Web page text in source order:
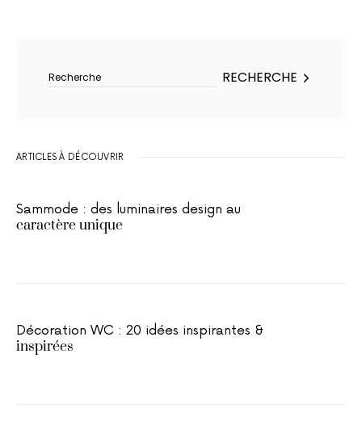
RECHERCHE
ARTICLES À DÉCOUVRIR
Sammode : des luminaires design au
caractère unique
Décoration WC : 20 idées inspirantes &
inspirées